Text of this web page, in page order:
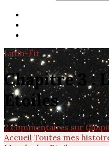
Lutin-Fit
Chapitre 3 :
Etoiles
2 commentaires sur
Accueil Toutes mes